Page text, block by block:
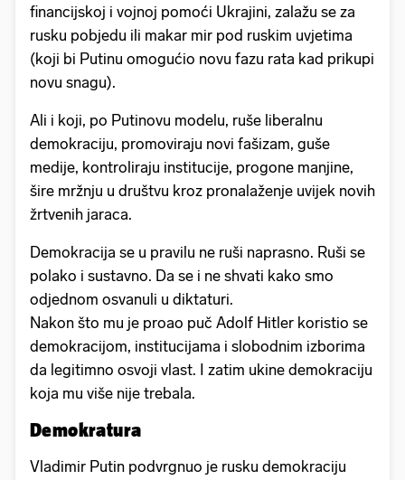
financijskoj i vojnoj pomoći Ukrajini, zalažu se za
rusku pobjedu ili makar mir pod ruskim uvjetima
(koji bi Putinu omogućio novu fazu rata kad prikupi
novu snagu).
Ali i koji, po Putinovu modelu, ruše liberalnu
demokraciju, promoviraju novi fašizam, guše
medije, kontroliraju institucije, progone manjine,
šire mržnju u društvu kroz pronalaženje uvijek novih
žrtvenih jaraca.
Demokracija se u pravilu ne ruši naprasno. Ruši se
polako i sustavno. Da se i ne shvati kako smo
odjednom osvanuli u diktaturi.
Nakon što mu je proao puč Adolf Hitler koristio se
demokracijom, institucijama i slobodnim izborima
da legitimno osvoji vlast. I zatim ukine demokraciju
koja mu više nije trebala.
Demokratura
Vladimir Putin podvrgnuo je rusku demokraciju